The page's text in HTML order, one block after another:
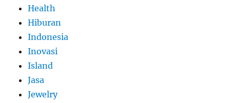
Health
Hiburan
Indonesia
Inovasi
Island
Jasa
Jewelry